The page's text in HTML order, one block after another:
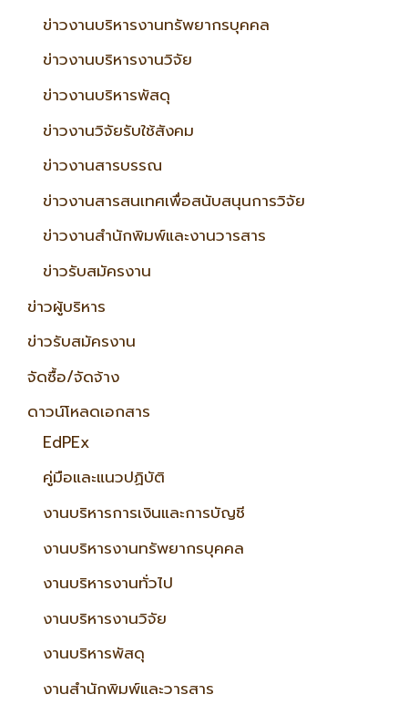
ข่าวงานบริหารงานทรัพยากรบุคคล
ข่าวงานบริหารงานวิจัย
ข่าวงานบริหารพัสดุ
ข่าวงานวิจัยรับใช้สังคม
ข่าวงานสารบรรณ
ข่าวงานสารสนเทศเพื่อสนับสนุนการวิจัย
ข่าวงานสำนักพิมพ์และงานวารสาร
ข่าวรับสมัครงาน
ข่าวผู้บริหาร
ข่าวรับสมัครงาน
จัดซื้อ/จัดจ้าง
ดาวน์โหลดเอกสาร
EdPEx
คู่มือและแนวปฏิบัติ
งานบริหารการเงินและการบัญชี
งานบริหารงานทรัพยากรบุคคล
งานบริหารงานทั่วไป
งานบริหารงานวิจัย
งานบริหารพัสดุ
งานสำนักพิมพ์และวารสาร